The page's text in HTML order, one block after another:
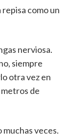
como un
nerviosa.
siempre
otra vez en
de
muchas veces.